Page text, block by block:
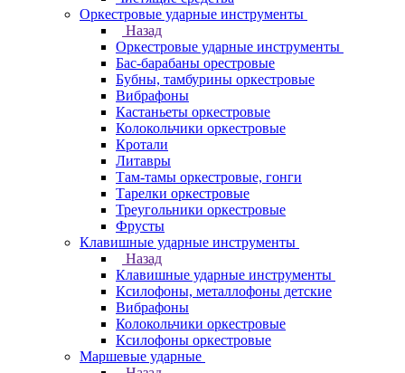
Оркестровые ударные инструменты
Назад
Оркестровые ударные инструменты
Бас-барабаны орестровые
Бубны, тамбурины оркестровые
Вибрафоны
Кастаньеты оркестровые
Колокольчики оркестровые
Кротали
Литавры
Там-тамы оркестровые, гонги
Тарелки оркестровые
Треугольники оркестровые
Фрусты
Клавишные ударные инструменты
Назад
Клавишные ударные инструменты
Ксилофоны, металлофоны детские
Вибрафоны
Колокольчики оркестровые
Ксилофоны оркестровые
Маршевые ударные